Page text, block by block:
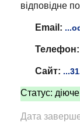
відповідне
Email:
Телефон:
Сайт:
Статус: діюче
Дата